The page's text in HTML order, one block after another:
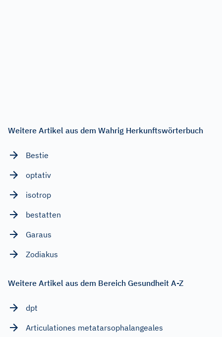
Weitere Artikel aus dem Wahrig Herkunftswörterbuch
Bestie
optativ
isotrop
bestatten
Garaus
Zodiakus
Weitere Artikel aus dem Bereich Gesundheit A-Z
dpt
Articulationes metatarsophalangeales